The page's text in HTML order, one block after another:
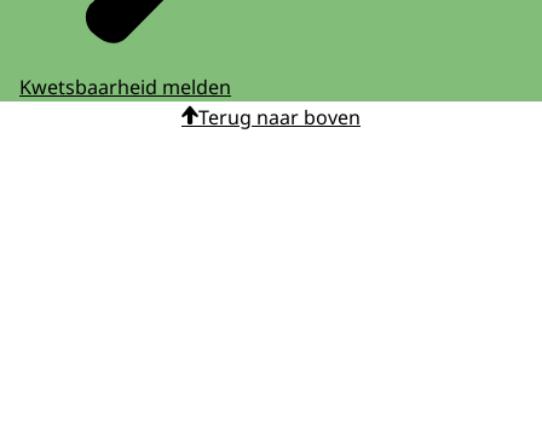
Kwetsbaarheid melden
Terug naar boven